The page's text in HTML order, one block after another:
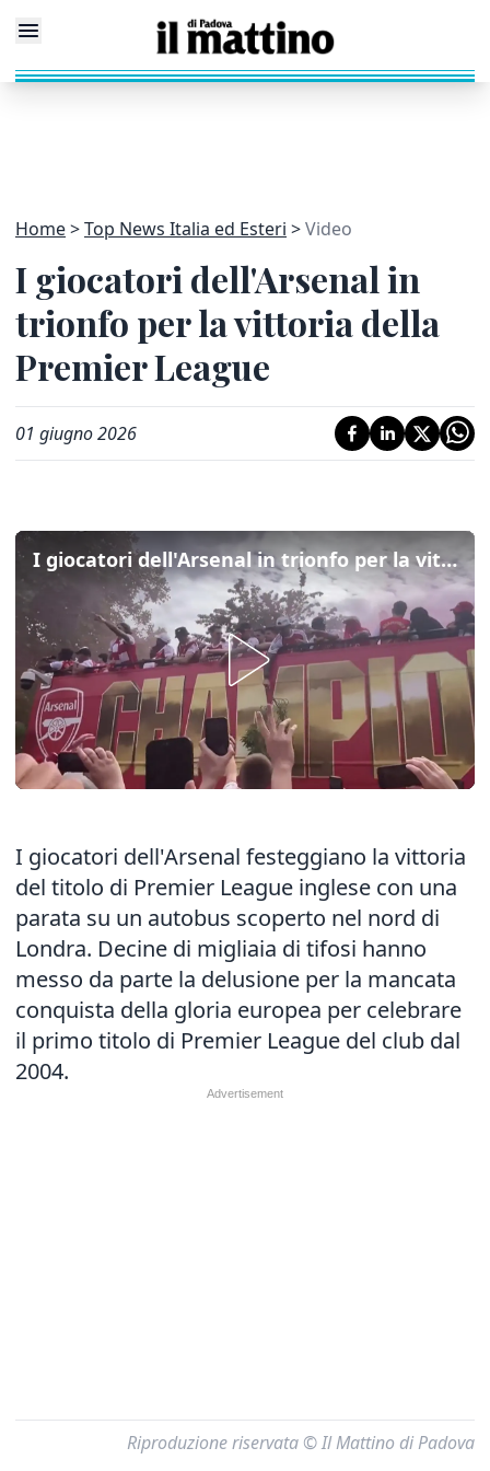
Home Top News Italia ed Esteri Video
I giocatori dell'Arsenal in
trionfo per la vittoria della
Premier League
01 giugno 2026
I giocatori dell'Arsenal in trionfo per la vittoria della Premier League
I giocatori dell'Arsenal festeggiano la vittoria
del titolo di Premier League inglese con una
parata su un autobus scoperto nel nord di
Londra. Decine di migliaia di tifosi hanno
messo da parte la delusione per la mancata
conquista della gloria europea per celebrare
il primo titolo di Premier League del club dal
2004.
Riproduzione riservata © Il Mattino di Padova